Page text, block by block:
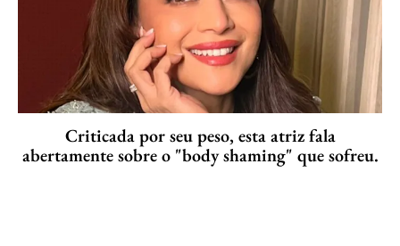
Criticada por seu peso, esta atriz fala
abertamente sobre o "body shaming" que sofreu.